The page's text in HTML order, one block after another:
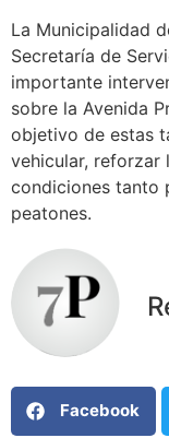
La Municipalidad
Secretaría de
importante
sobre la Avenida
objetivo de estas
vehicular, reforzar
condiciones tanto
peatones.
Facebook